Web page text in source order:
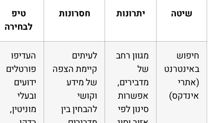
שיטה יתרונות חסרונות
טיפ
לבחירה
חיפוש
באינטרנט
(אתרי
אינדקס)
מגוון רחב
של
מדבירים,
אפשרות
סינון לפי
לעיתים
קיימת הצפה
של מידע
וקושי
להבחין בין
העדיפו
פורטלים
ידועים
ובעלי
מוניטין,